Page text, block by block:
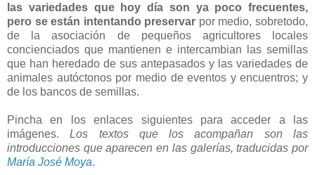
las variedades que hoy día son ya poco frecuentes,
pero se están intentando preservar por medio, sobretodo,
de la asociación de pequeños agricultores locales
concienciados que mantienen e intercambian las semillas
que han heredado de sus antepasados y las variedades de
animales autóctonos por medio de eventos y encuentros; y
de los bancos de semillas.
Pincha en los enlaces siguientes para acceder a las
imágenes.Los textos que los acompañan son las
introducciones que aparecen en las galerías, traducidas por
María José Moya.